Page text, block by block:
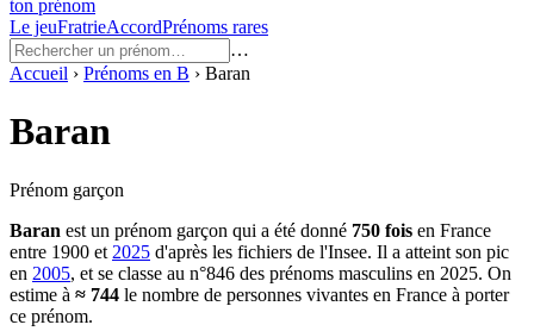
ton prénom
Le jeuFratrieAccordPrénoms rares
…
Accueil › Prénoms en B › Baran
Baran
Prénom garçon
Baran est un prénom garçon qui a été donné 750 fois en France
entre 1900 et 2025 d'après les fichiers de l'Insee. Il a atteint son pic
en 2005, et se classe au n°846 des prénoms masculins en 2025. On
estime à ≈ 744 le nombre de personnes vivantes en France à porter
ce prénom.